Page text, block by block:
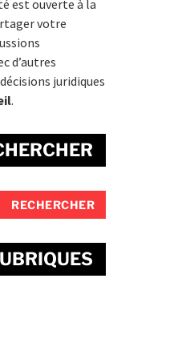
est ouverte à la
votre
d’autres
juridiques
.